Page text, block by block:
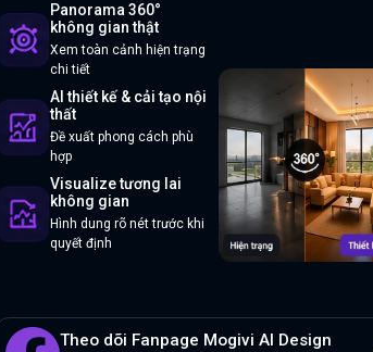
Panorama 360°
không gian thật
Xem toàn cảnh hiện trạng
chi tiết
AI thiết kế & cải tạo nội
thất
Đề xuất phong cách phù
hợp
Visualize tương lai
không gian
Hình dung rõ nét trước khi
quyết định
Theo dõi Fanpage Mogivi AI Design